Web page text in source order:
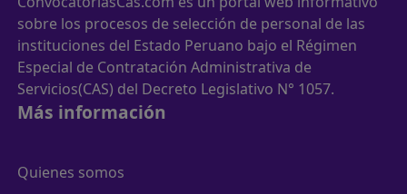
sobre los procesos de selección de personal de las
instituciones del Estado Peruano bajo el Régimen
Especial de Contratación Administrativa de
Servicios(CAS) del Decreto Legislativo N° 1057.
Más información
Quienes somos